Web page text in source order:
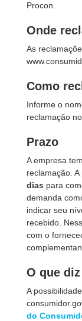
Procon.
Onde
As
Como
Informe o
reclamação
Prazo
A empresa tem
reclamação.
dias para
demanda
indicar seu
recebido.
com o
O que
A
do